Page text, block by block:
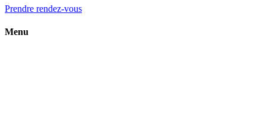
Prendre rendez-vous
Menu